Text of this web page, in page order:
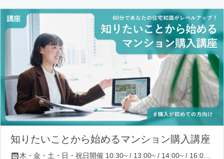
知りたいことから始めるマンション購入講座
木・金・土・日・祝日開催 10:30~ / 13:00~ / 14:00~ / 16:00~ / 17:00~/ 18:30~/ 19:30~